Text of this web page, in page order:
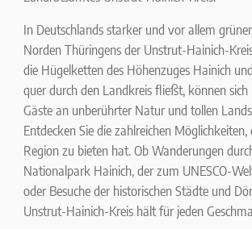
In Deutschlands starker und vor allem
Norden Thüringens der Unstrut-Hainich-
die Hügelketten des Höhenzuges Hainich
quer durch den Landkreis fließt, können sich
Gäste an unberührter Natur und tollen
Entdecken Sie die zahlreichen Möglichkeiten,
Region zu bieten hat. Ob Wanderungen
Nationalpark Hainich, der zum UNESCO-
oder Besuche der historischen Städte und
Unstrut-Hainich-Kreis hält für jeden